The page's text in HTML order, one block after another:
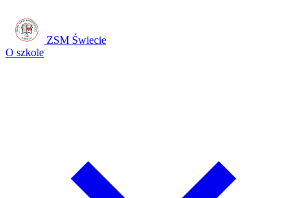
ZSM Świecie
O szkole